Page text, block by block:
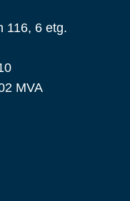
116, 6 etg.
MVA